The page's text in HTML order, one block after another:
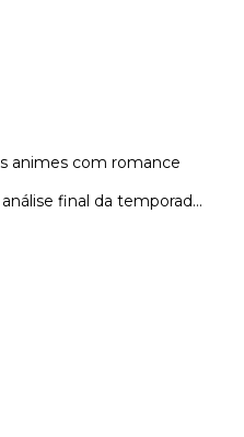
animes com romance
final da temporad...